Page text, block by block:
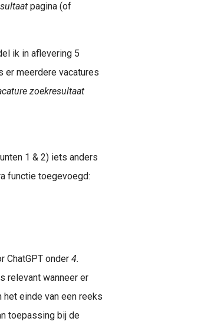
pagina (of
ik in aflevering 5
meerdere vacatures
zoekresultaat
1 & 2) iets anders
functie toegevoegd:
ChatGPT onder 4.
relevant wanneer er
einde van een reeks
toepassing bij de